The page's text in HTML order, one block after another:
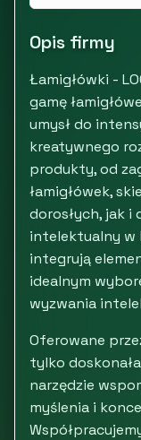
Opis firmy
Łamigłówki -
gamę
umysł do
kreatywnego
produkty, od
łamigłówek,
dorosłych, jak i
intelektualny w
integrują
idealnym
wyzwania
Oferowane
tylko
narzędzie
myślenia i